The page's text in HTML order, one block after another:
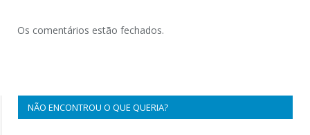
Os comentários estão fechados.
NÃO ENCONTROU O QUE QUERIA?